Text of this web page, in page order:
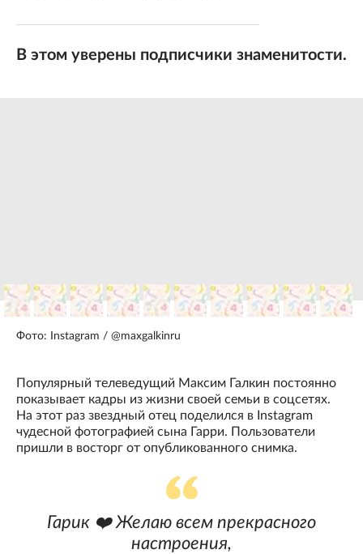
В этом уверены подписчики знаменитости.
Фото: Instagram / @maxgalkinru
Популярный телеведущий Максим Галкин постоянно
показывает кадры из жизни своей семьи в соцсетях.
На этот раз звездный отец поделился в Instagram
чудесной фотографией сына Гарри. Пользователи
пришли в восторг от опубликованного снимка.
Гарик ❤️ Желаю всем прекрасного
настроения,